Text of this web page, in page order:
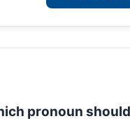
pronoun